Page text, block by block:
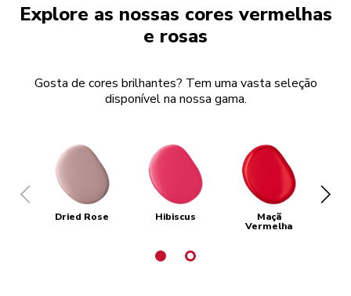
Explore as nossas cores vermelhas
e rosas
Gosta de cores brilhantes? Tem uma vasta seleção
disponível na nossa gama.
Dried Rose Hibiscus Maçã
Vermelha